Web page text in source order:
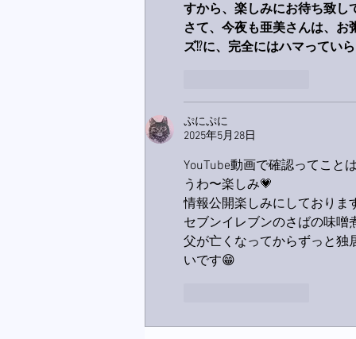
すから、楽しみにお待ち致し
さて、今夜も亜美さんは、
ズ⁉️に、完全にはハマってい
ぷにぷに
2025年5月28日
YouTube動画で確認ってこと
うわ〜楽しみ💗
情報公開楽しみにしておりま
セブンイレブンのさばの味噌
父が亡くなってからずっと独
いです😁